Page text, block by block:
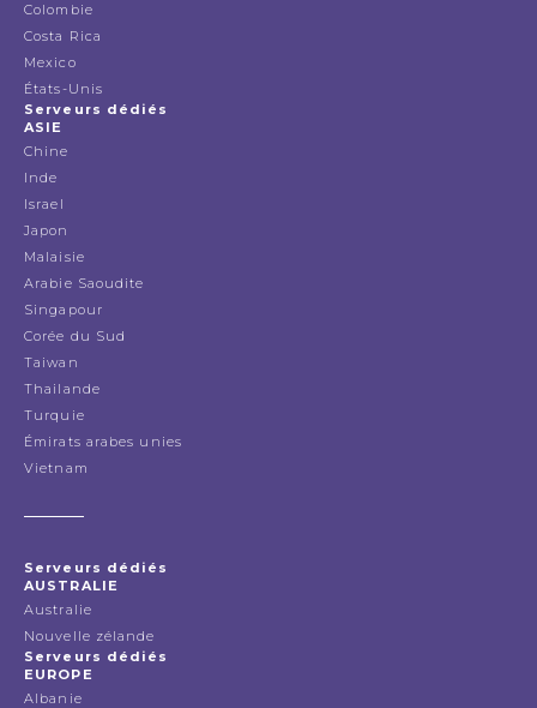
Colombie
Costa Rica
Mexico
États-Unis
Serveurs dédiés
ASIE
Chine
Inde
Israel
Japon
Malaisie
Arabie Saoudite
Singapour
Corée du Sud
Taiwan
Thailande
Turquie
Émirats arabes unies
Vietnam
Serveurs dédiés
AUSTRALIE
Australie
Nouvelle zélande
Serveurs dédiés
EUROPE
Albanie